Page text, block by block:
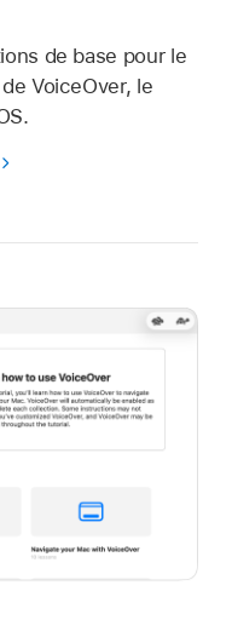
de base pour le
VoiceOver, le